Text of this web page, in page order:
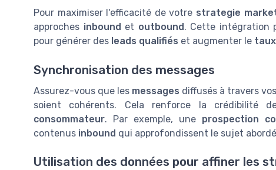
Pour maximiser l'efficacité de votre strategie
approches inbound et outbound . Cette intégration
pour générer des leads qualifiés et augmenter le
Synchronisation des messages
Assurez-vous que les messages diffusés à travers vos
soient cohérents. Cela renforce la crédibilité
consommateur. Par exemple, une prospection
contenus inbound qui approfondissent le sujet
Utilisation des données pour affiner les